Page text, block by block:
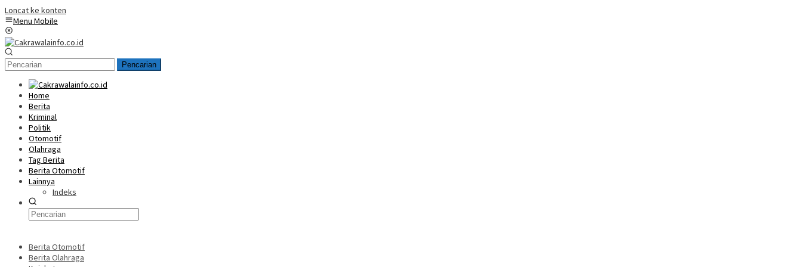
Loncat ke konten
Menu Mobile
Pencarian
Home
Berita
Kriminal
Politik
Otomotif
Olahraga
Tag Berita
Berita Otomotif
Lainnya
Indeks
Berita Otomotif
Berita Olahraga